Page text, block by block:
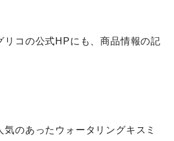
リコの公式HPにも、商品情報の記
のあったウォータリングキスミ